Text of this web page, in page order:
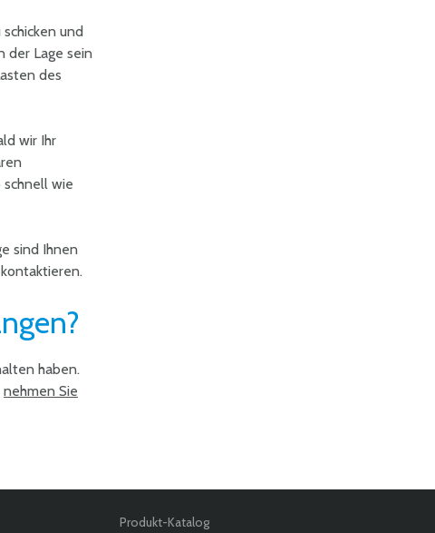
schicken und
der Lage sein
des
wir Ihr
wie
sind Ihnen
haben.
nehmen Sie
Produkt-Katalog